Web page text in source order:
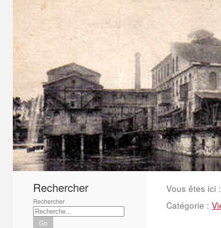
1 2 3 4 5 6
Rechercher
Rechercher
Go
Vous êtes ici :
Catégorie :